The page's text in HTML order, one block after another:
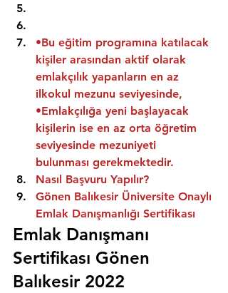
•Bu eğitim programına katılacak
kişiler arasından aktif olarak
emlakçılık yapanların en az
ilkokul mezunu seviyesinde,
•Emlakçılığa yeni başlayacak
kişilerin ise en az orta öğretim
seviyesinde mezuniyeti
bulunması gerekmektedir.
Nasıl Başvuru Yapılır?
Gönen Balıkesir Üniversite Onaylı
Emlak Danışmanlığı Sertifikası
Emlak Danışmanı
Sertifikası Gönen
Balıkesir 2022